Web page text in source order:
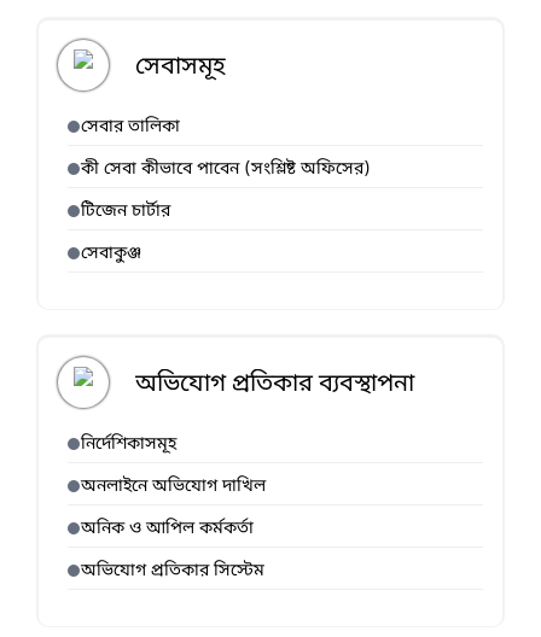
সেবাসমূহ
সেবার তালিকা
কী সেবা কীভাবে পাবেন (সংশ্লিষ্ট অফিসের)
টিজেন চার্টার
সেবাকুঞ্জ
অভিযোগ প্রতিকার ব্যবস্থাপনা
নির্দেশিকাসমূহ
অনলাইনে অভিযোগ দাখিল
অনিক ও আপিল কর্মকর্তা
অভিযোগ প্রতিকার সিস্টেম